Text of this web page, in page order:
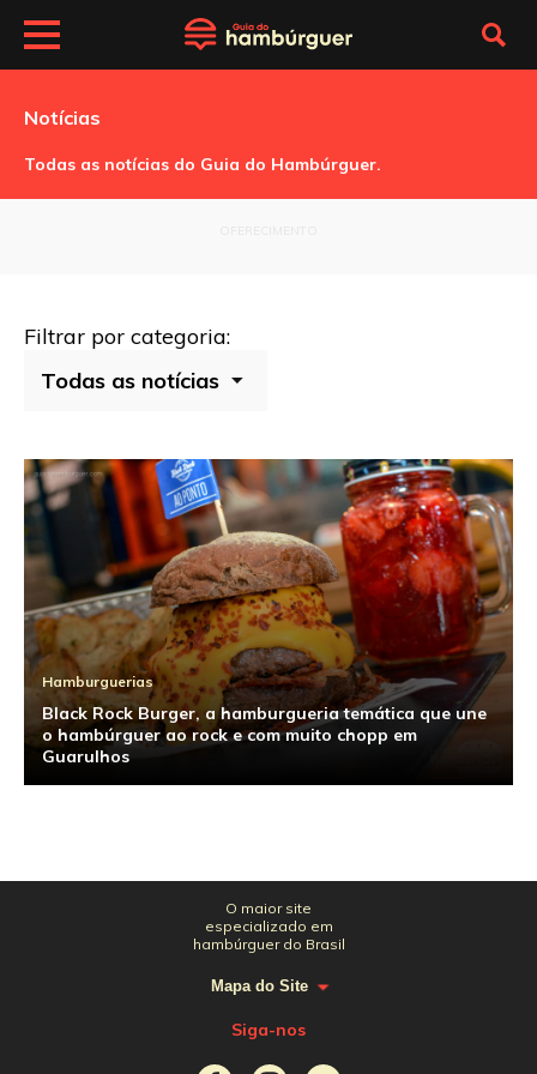
Notícias
Todas as notícias do Guia do Hambúrguer.
Filtrar por categoria:
Hamburguerias
Black Rock Burger, a hamburgueria temática que une
o hambúrguer ao rock e com muito chopp em
Guarulhos
O maior site
especializado em
hambúrguer do Brasil
Mapa do Site
Siga-nos